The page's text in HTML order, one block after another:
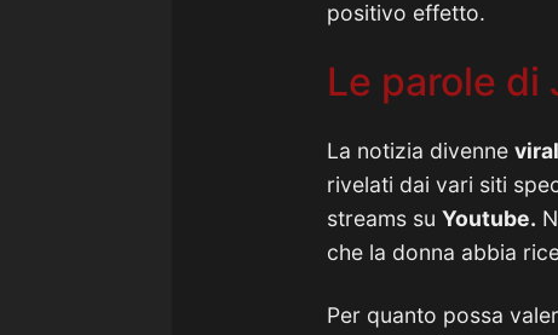
positivo effetto.
Le parole di
La notizia divenne
rivelati dai vari siti
streams su Youtube.
che la donna abbia
Per quanto possa